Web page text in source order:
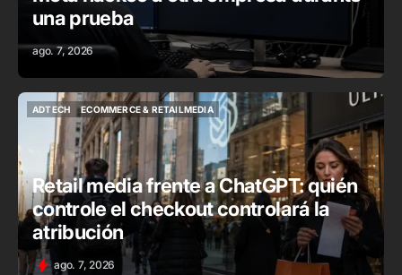
una prueba
ago. 7, 2026
ADTECH
ADTECH
ECOMMERCE & RETAILMEDIA
ECOMMERCE & RETAILMEDIA
Retail media frente a ChatGPT: quién
controle el checkout controlará la
atribución
ago. 7, 2026